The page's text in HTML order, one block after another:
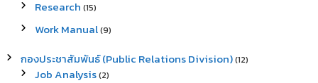
Research (15)
Work Manual(9)
กองประชาสัมพันธ์ (Public Relations Division)(12)
Job Analysis(2)